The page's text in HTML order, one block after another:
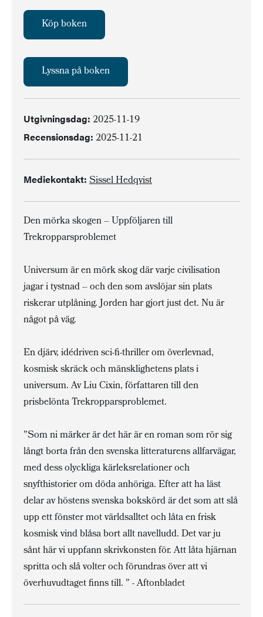
Köp boken
Lyssna på boken
Utgivningsdag: 2025-11-19
Recensionsdag: 2025-11-21
Mediekontakt: Sissel Hedqvist
Den mörka skogen – Uppföljaren till
Trekropparsproblemet
Universum är en mörk skog där varje civilisation
jagar i tystnad – och den som avslöjar sin plats
riskerar utplåning. Jorden har gjort just det. Nu är
något på väg.
En djärv, idédriven sci-fi-thriller om överlevnad,
kosmisk skräck och mänsklighetens plats i
universum. Av Liu Cixin, författaren till den
prisbelönta Trekropparsproblemet.
"Som ni märker är det här är en roman som rör sig
långt borta från den svenska litteraturens allfarvägar,
med dess olyckliga kärleksrelationer och
snyfthistorier om döda anhöriga. Efter att ha läst
delar av höstens svenska bokskörd är det som att slå
upp ett fönster mot världsalltet och låta en frisk
kosmisk vind blåsa bort allt navelludd. Det var ju
sånt här vi uppfann skrivkonsten för. Att låta hjärnan
spritta och slå volter och förundras över att vi
överhuvudtaget finns till. " - Aftonbladet